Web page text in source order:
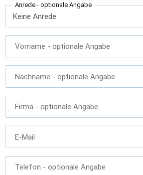
Anrede - optionale Angabe
Vorname - optionale Angabe
Nachname - optionale Angabe
Firma - optionale Angabe
E-Mail
Telefon - optionale Angabe